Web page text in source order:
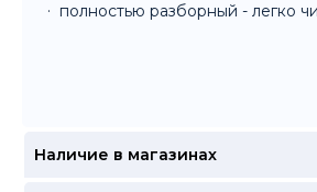
полностью разборный - легко
Наличие в магазинах